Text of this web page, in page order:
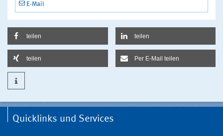
E-Mail
teilen teilen
teilen Per E-Mail teilen
Quicklinks und Services